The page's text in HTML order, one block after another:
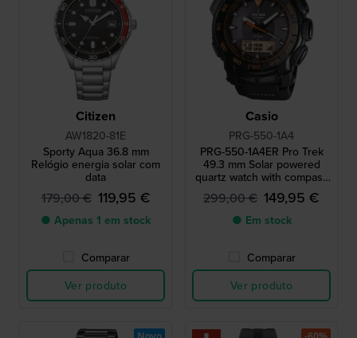
Citizen
AW1820-81E
Sporty Aqua 36.8 mm
Relógio energia solar com
data
179,00 € 119,95 €
● Apenas 1 em stock
Comparar
Ver produto
Casio
PRG-550-1A4
PRG-550-1A4ER Pro Trek
49.3 mm Solar powered
quartz watch with compass
barometer thermometer
and altimeter
299,00 € 149,95 €
● Em stock
Comparar
Ver produto